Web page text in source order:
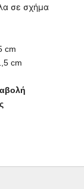
σε σχήμα
cm
cm